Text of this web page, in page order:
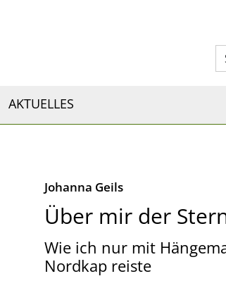
AKTUELLES
Johanna Geils
Über mir der
Wie ich nur mit
Nordkap reiste